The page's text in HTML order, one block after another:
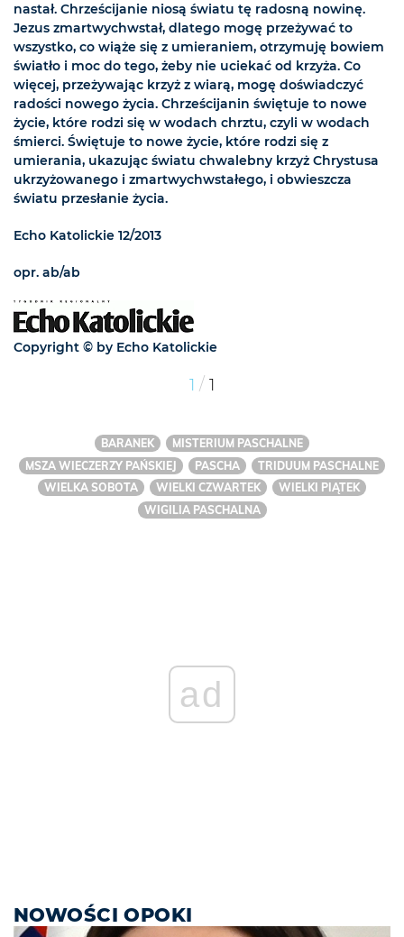
nastał. Chrześcijanie niosą światu tę radosną nowinę.
Jezus zmartwychwstał, dlatego mogę przeżywać to
wszystko, co wiąże się z umieraniem, otrzymuję bowiem
światło i moc do tego, żeby nie uciekać od krzyża. Co
więcej, przeżywając krzyż z wiarą, mogę doświadczyć
radości nowego życia. Chrześcijanin świętuje to nowe
życie, które rodzi się w wodach chrztu, czyli w wodach
śmierci. Świętuje to nowe życie, które rodzi się z
umierania, ukazując światu chwalebny krzyż Chrystusa
ukrzyżowanego i zmartwychwstałego, i obwieszcza
światu przesłanie życia.
Echo Katolickie 12/2013
opr. ab/ab
Copyright © by Echo Katolickie
1 / 1
BARANEK
MISTERIUM PASCHALNE
MSZA WIECZERZY PAŃSKIEJ
PASCHA
TRIDUUM PASCHALNE
WIELKA SOBOTA
WIELKI CZWARTEK
WIELKI PIĄTEK
WIGILIA PASCHALNA
ad
NOWOŚCI OPOKI